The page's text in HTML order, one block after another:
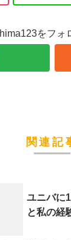
hima123をフォ
関連記
ユニバに
と私の経